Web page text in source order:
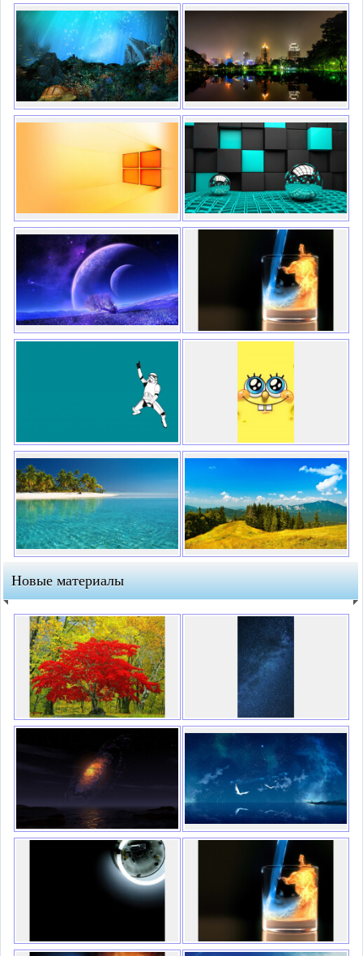
Новые материалы